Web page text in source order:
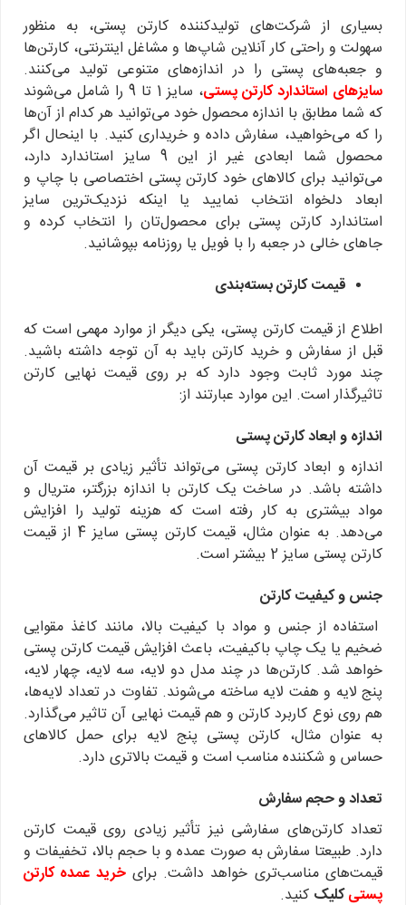
بسیاری از شرکت‌های تولیدکننده کارتن پستی، به منظور
سهولت و راحتی کار آنلاین شاپ‌ها و مشاغل اینترنتی، کارتن‌ها
و جعبه‌های پستی را در اندازه‌های متنوعی تولید می‌کنند.
سایزهای استاندارد کارتن پستی
، سایز 1 تا 9 را شامل می‌شوند
که شما مطابق با اندازه محصول خود می‌توانید هر کدام از آن‌ها
را که می‌خواهید، سفارش داده و خریداری کنید. با اینحال اگر
محصول شما ابعادی غیر از این 9 سایز استاندارد دارد،
می‌توانید برای کالاهای خود کارتن پستی اختصاصی با چاپ و
ابعاد دلخواه انتخاب نمایید یا اینکه نزدیک‌ترین سایز
استاندارد کارتن پستی برای محصول‌تان را انتخاب کرده و
جاهای خالی در جعبه را با فویل یا روزنامه بپوشانید.
قیمت کارتن بسته‌بندی
اطلاع از قیمت کارتن پستی، یکی دیگر از موارد مهمی است که
قبل از سفارش و خرید کارتن باید به آن توجه داشته باشید.
چند مورد ثابت وجود دارد که بر روی قیمت نهایی کارتن
تاثیرگذار است. این موارد عبارتند از:
اندازه و ابعاد کارتن پستی
اندازه و ابعاد کارتن پستی می‌تواند تأثیر زیادی بر قیمت آن
داشته باشد. در ساخت یک کارتن با اندازه بزرگتر، متریال و
مواد بیشتری به کار رفته است که هزینه تولید را افزایش
می‌دهد. به عنوان مثال، قیمت کارتن پستی سایز 4 از قیمت
کارتن پستی سایز 2 بیشتر است.
جنس و کیفیت کارتن
استفاده از جنس و مواد با کیفیت بالا، مانند کاغذ مقوایی
ضخیم یا یک چاپ باکیفیت، باعث افزایش قیمت کارتن پستی
خواهد شد. کارتن‌ها در چند مدل دو لایه، سه لایه، چهار لایه،
پنج لایه و هفت لایه ساخته می‌شوند. تفاوت در تعداد لایه‌ها،
هم روی نوع کاربرد کارتن و هم قیمت نهایی آن تاثیر می‌گذارد.
به عنوان مثال، کارتن پستی پنج لایه برای حمل کالاهای
حساس و شکننده مناسب است و قیمت بالاتری دارد.
تعداد و حجم سفارش
تعداد کارتن‌های سفارشی نیز تأثیر زیادی روی قیمت کارتن
دارد. طبیعتا سفارش به صورت عمده و با حجم بالا، تخفیفات و
قیمت‌های مناسب‌تری خواهد داشت. برایخرید عمده کارتن
پستیکلیک کنید.